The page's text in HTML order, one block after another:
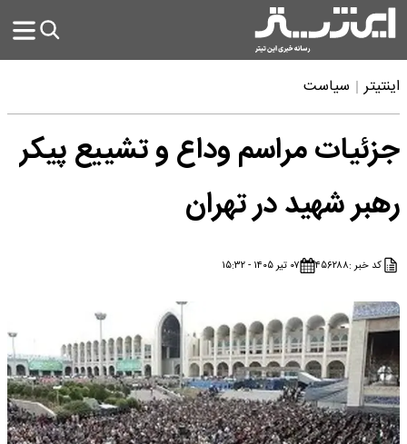
اینتیتر سیاست
جزئیات مراسم وداع و تشییع پیکر
رهبر شهید در تهران
کد خبر :۴۵۶۲۸۸ ۰۷ تیر ۱۴۰۵ - ۱۵:۳۲